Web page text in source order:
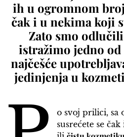
ih u ogromnom
čak i u nekima koji
Zato smo
istražimo jedno
najčešće
jedinjenja u
o svoj prilici, sa
susrećete se